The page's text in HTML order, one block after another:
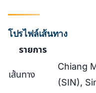
โปรไฟล์เส้นทาง
รายการ
เส้นทาง
Chiang
(SIN),